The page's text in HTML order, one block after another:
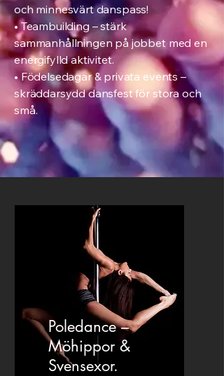
och minnesvärt danspass!
• Teambuilding – stärk
sammanhållningen på jobbet med en
energifylld aktivitet.
• Födelsedagar & privata events –
skräddarsydd dansfest för stora och
små.
Poledance –
Möhippor &
Svensexor.